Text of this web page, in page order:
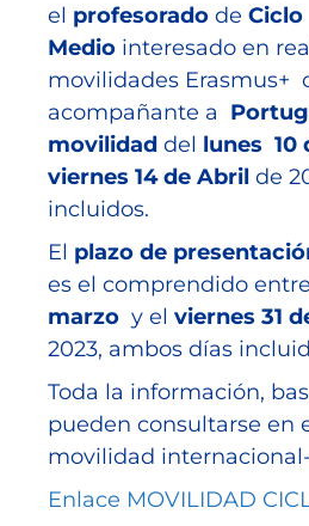
el profesorado de Ciclo
Medio interesado en
movilidades Erasmus+
acompañante a
movilidad del lunes 10
viernes 14 de Abril de
incluidos.
El plazo de
es el comprendido
marzo y el viernes 31
2023, ambos días
Toda la información,
pueden consultarse en
movilidad
Enlace MOVILIDAD